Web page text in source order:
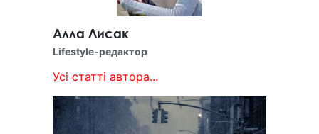
Алла Лисак
Lifestyle-редактор
Усі статті автора...